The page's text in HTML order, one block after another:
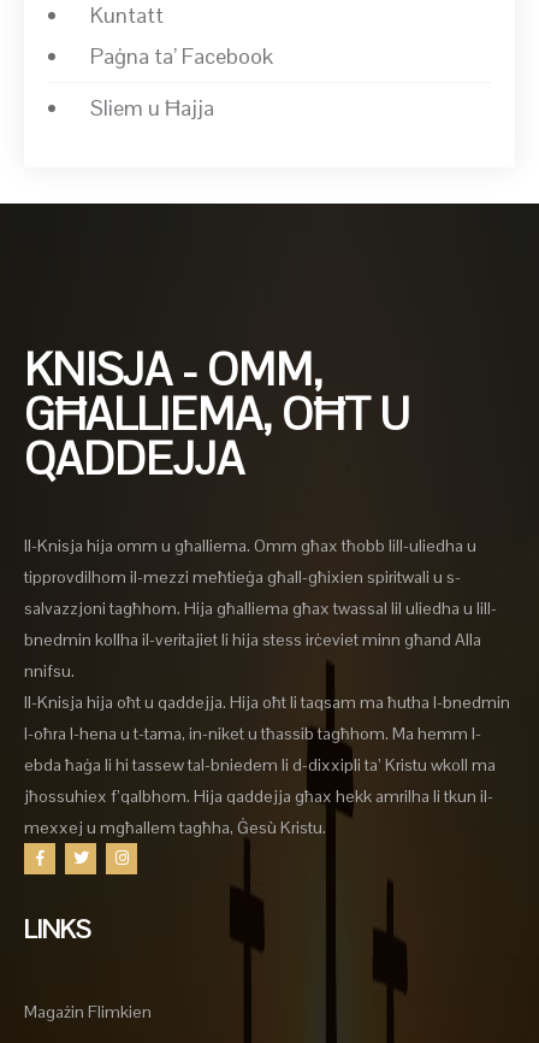
Kuntatt
Paġna ta’ Facebook
Sliem u Ħajja
KNISJA - OMM,
GĦALLIEMA, OĦT U
QADDEJJA
Il-Knisja hija omm u għalliema. Omm għax tħobb lill-uliedha u
tipprovdilhom il-mezzi meħtieġa għall-għixien spiritwali u s-
salvazzjoni tagħhom. Hija għalliema għax twassal lil uliedha u lill-
bnedmin kollha il-veritajiet li hija stess irċeviet minn għand Alla
nnifsu.
Il-Knisja hija oħt u qaddejja. Hija oħt li taqsam ma ħutha l-bnedmin
l-oħra l-hena u t-tama, in-niket u tħassib tagħhom. Ma hemm l-
ebda ħaġa li hi tassew tal-bniedem li d-dixxipli ta’ Kristu wkoll ma
jħossuhiex f’qalbhom. Hija qaddejja għax hekk amrilha li tkun il-
mexxej u mgħallem tagħha, Ġesù Kristu.
LINKS
Magażin Flimkien